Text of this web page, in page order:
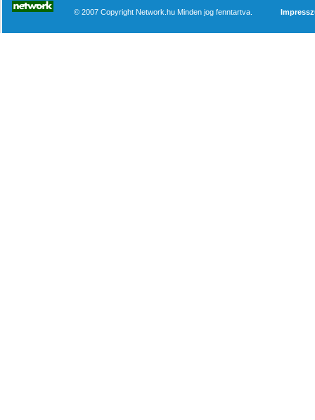
© 2007 Copyright Network.hu Minden jog fenntartva.